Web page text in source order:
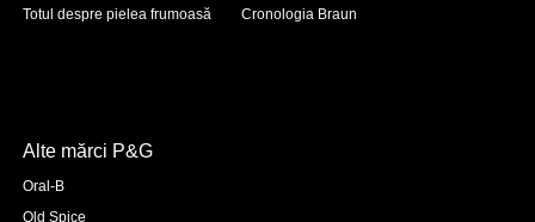
Totul despre pielea frumoasă
Cronologia Braun
Alte mărci P&G
Oral-B
Old Spice